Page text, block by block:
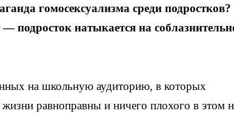
гомосексуализма среди подростков?
натыкается на
на школьную аудиторию, в которых
равноправны и ничего плохого в этом